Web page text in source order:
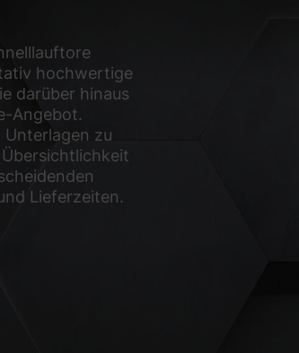
hochwertige
darüber hinaus
Angebot.
zu
Lieferzeiten.
uns zu verstehen, wie unsere Besucher unsere
blockiert. Wenn Cookies von externen
Einwilligung mehr.